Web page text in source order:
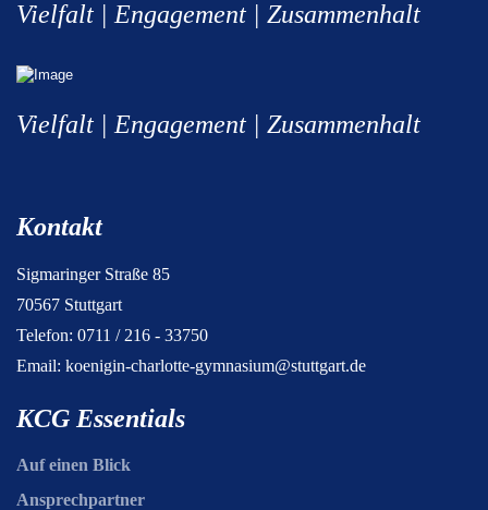
Vielfalt | Engagement | Zusammenhalt
Vielfalt | Engagement | Zusammenhalt
Kontakt
Sigmaringer Straße 85
70567 Stuttgart
Telefon: 0711 / 216 - 33750
Email: koenigin-charlotte-gymnasium@stuttgart.de
KCG Essentials
Auf einen Blick
Ansprechpartner